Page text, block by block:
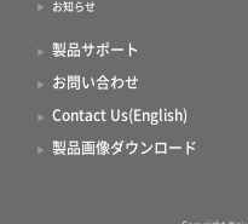
お知らせ
製品サポート
お問い合わせ
Contact Us(English)
製品画像ダウンロード